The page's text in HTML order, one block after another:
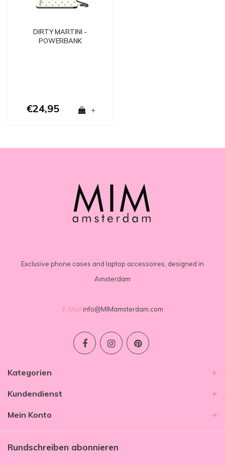
DIRTY MARTINI -
POWERBANK
€24,95 +
Exclusive phone cases and laptop accessoires, designed in
Amsterdam
E-Mail info@MIMamsterdam.com
Kategorien
Kundendienst
Mein Konto
Rundschreiben abonnieren